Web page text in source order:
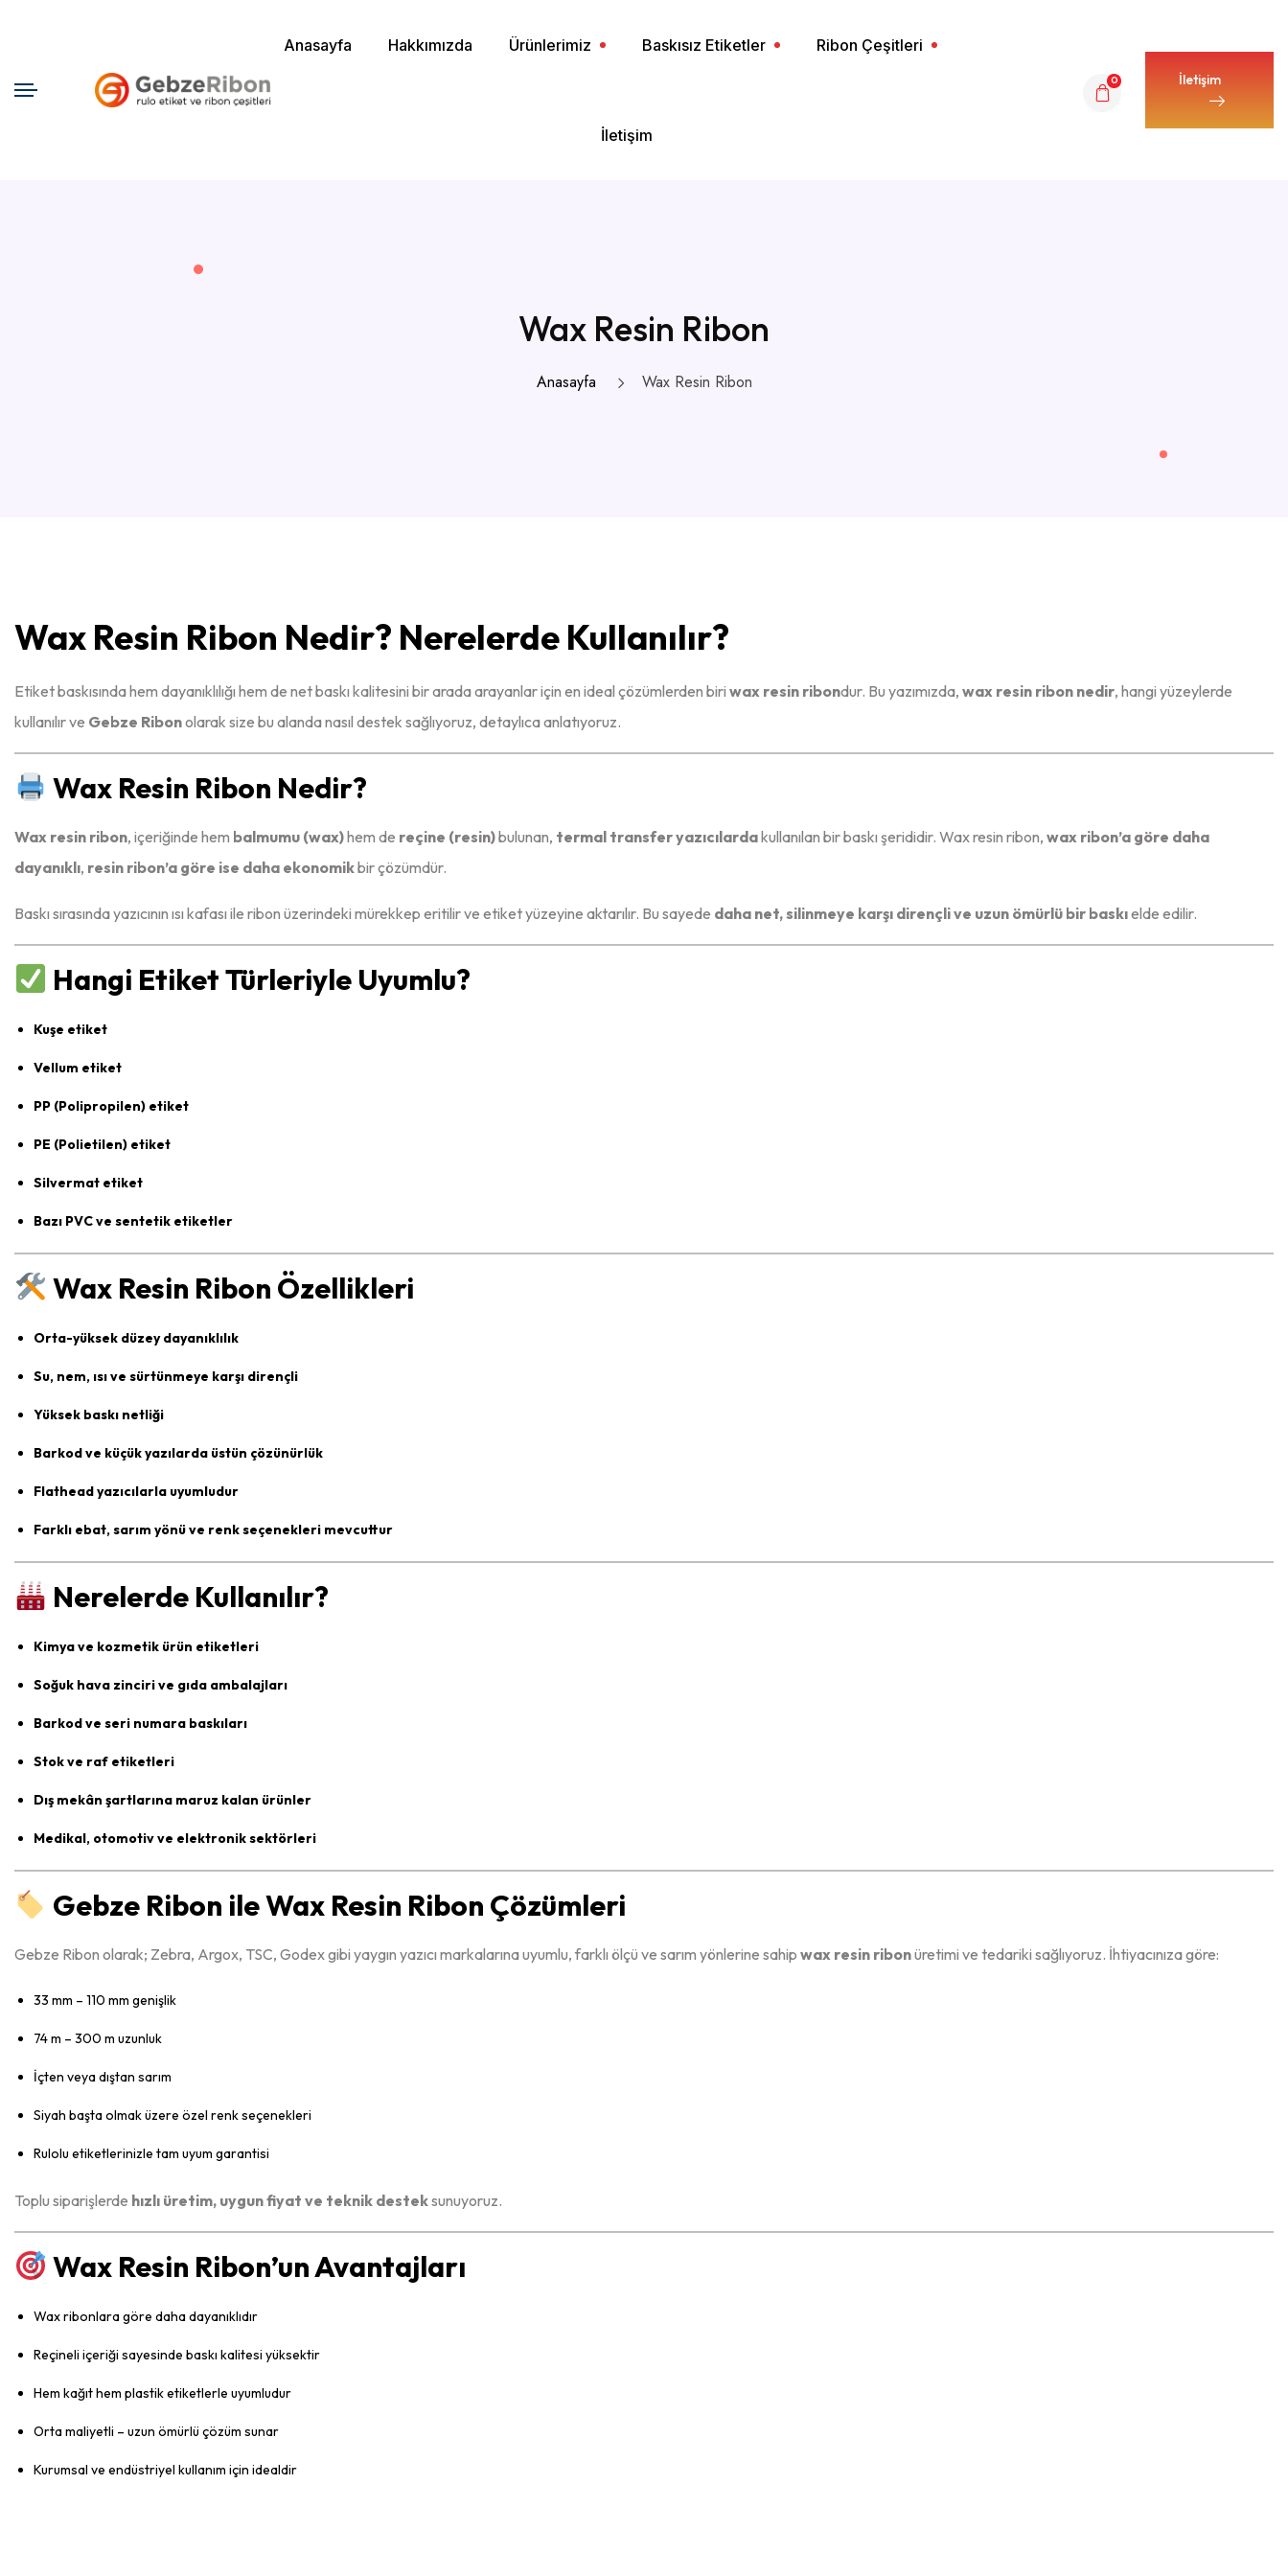
Anasayfa Hakkımızda Ürünlerimiz Baskısız Etiketler Ribon Çeşitleri
İletişim
0
İletişim
İletişim
Wax Resin Ribon
Anasayfa Wax Resin Ribon
Wax Resin Ribon Nedir? Nerelerde Kullanılır?
Etiket baskısında hem dayanıklılığı hem de net baskı kalitesini bir arada arayanlar için en ideal çözümlerden biri wax resin ribondur. Bu yazımızda, wax resin ribon nedir, hangi yüzeylerde
kullanılır ve Gebze Ribonolarak size bu alanda nasıl destek sağlıyoruz, detaylıca anlatıyoruz.
Wax Resin Ribon Nedir?
Wax resin ribon, içeriğinde hem balmumu (wax)hem de reçine (resin)bulunan, termal transfer yazıcılardakullanılan bir baskı şerididir. Wax resin ribon, wax ribon’a göre daha
dayanıklı, resin ribon’a göre ise daha ekonomikbir çözümdür.
Baskı sırasında yazıcının ısı kafası ile ribon üzerindeki mürekkep eritilir ve etiket yüzeyine aktarılır. Bu sayede daha net, silinmeye karşı dirençli ve uzun ömürlü bir baskıelde edilir.
Hangi Etiket Türleriyle Uyumlu?
Kuşe etiket
Vellum etiket
PP (Polipropilen) etiket
PE (Polietilen) etiket
Silvermat etiket
Bazı PVC ve sentetik etiketler
Wax Resin Ribon Özellikleri
Orta-yüksek düzey dayanıklılık
Su, nem, ısı ve sürtünmeye karşı dirençli
Yüksek baskı netliği
Barkod ve küçük yazılarda üstün çözünürlük
Flathead yazıcılarla uyumludur
Farklı ebat, sarım yönü ve renk seçenekleri mevcuttur
Nerelerde Kullanılır?
Kimya ve kozmetik ürün etiketleri
Soğuk hava zinciri ve gıda ambalajları
Barkod ve seri numara baskıları
Stok ve raf etiketleri
Dış mekân şartlarına maruz kalan ürünler
Medikal, otomotiv ve elektronik sektörleri
Gebze Ribon ile Wax Resin Ribon Çözümleri
Gebze Ribon olarak; Zebra, Argox, TSC, Godex gibi yaygın yazıcı markalarına uyumlu, farklı ölçü ve sarım yönlerine sahip wax resin ribonüretimi ve tedariki sağlıyoruz. İhtiyacınıza göre:
33 mm – 110 mm genişlik
74 m – 300 m uzunluk
İçten veya dıştan sarım
Siyah başta olmak üzere özel renk seçenekleri
Rulolu etiketlerinizle tam uyum garantisi
Toplu siparişlerde hızlı üretim, uygun fiyat ve teknik desteksunuyoruz.
Wax Resin Ribon’un Avantajları
Wax ribonlara göre daha dayanıklıdır
Reçineli içeriği sayesinde baskı kalitesi yüksektir
Hem kağıt hem plastik etiketlerle uyumludur
Orta maliyetli – uzun ömürlü çözüm sunar
Kurumsal ve endüstriyel kullanım için idealdir